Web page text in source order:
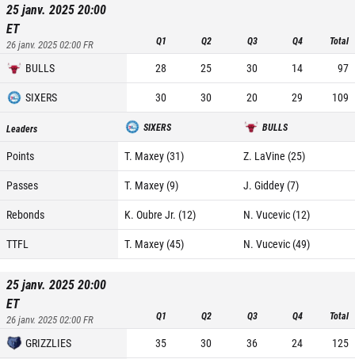
25 janv. 2025 20:00
ET
26 janv. 2025 02:00FR Q1 Q2 Q3 Q4 Total
BULLS 28 25 30 14
97
SIXERS
30 30 20 29 109
Leaders SIXERS BULLS
Points T. Maxey (31)
Z. LaVine (25)
Passes
T. Maxey (9)
J. Giddey (7)
Rebonds
K. Oubre Jr. (12)
N. Vucevic (12)
TTFL
T. Maxey (45) N. Vucevic (49)
25 janv. 2025 20:00
ET
26 janv. 2025 02:00FR Q1 Q2 Q3 Q4 Total
GRIZZLIES 35 30 36 24
125